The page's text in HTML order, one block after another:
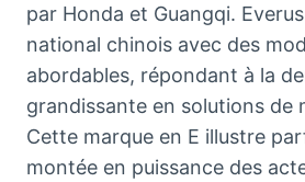
par Honda et Guangqi.
national chinois avec des
abordables, répondant à la
grandissante en solutions de
Cette marque en E illustre
montée en puissance des